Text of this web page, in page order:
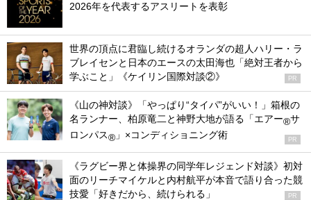
2026年を代表するアスリートを表彰
世界の頂点に君臨し続けるオランダの超人ハリー・ラ
ブレイセンと日本のエースの太田海也「絶対王者から
学ぶこと」《ケイリン国際対談②》
PR
《山の神対談》「やっぱり“タイパ”がいい！」箱根の
名ランナー、柏原竜二と神野大地が語る「エアー®サ
ロンパス® 」×コンディショニング術 PR
《ラグビー界と体操界の同学年レジェンド対談》初対
面のリーチマイケルと内村航平が本音で語り合った競
技愛「好きだから、続けられる」
PR